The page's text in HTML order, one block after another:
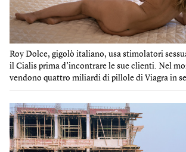
Roy Dolce, gigolò italiano, usa stimolatori
il Cialis prima d’incontrare le sue clienti. Nel
vendono quattro miliardi di pillole di Viagra in